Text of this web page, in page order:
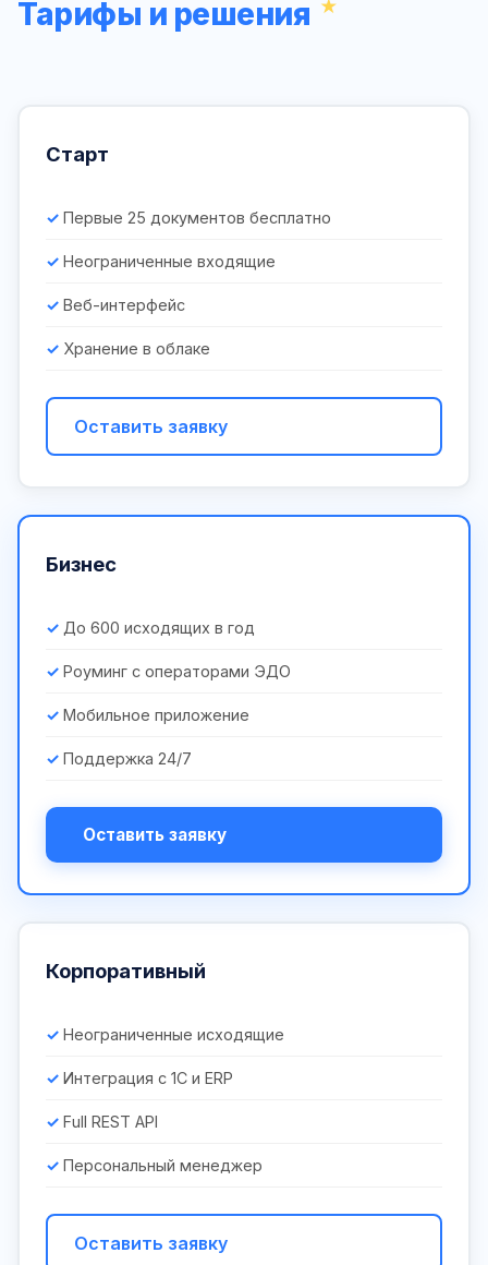
Тарифы и решения
Старт
Первые 25 документов бесплатно
Неограниченные входящие
Веб-интерфейс
Хранение в облаке
Оставить заявку
Бизнес
До 600 исходящих в год
Роуминг с операторами ЭДО
Мобильное приложение
Поддержка 24/7
Оставить заявку
Корпоративный
Неограниченные исходящие
Интеграция с 1С и ERP
Full REST API
Персональный менеджер
Оставить заявку